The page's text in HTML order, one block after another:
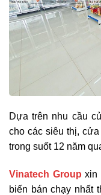
Dựa trên nhu cầu
cho các siêu thị,
trong suốt 12 năm
Vinatech Group xin
biến bán chạy nhất